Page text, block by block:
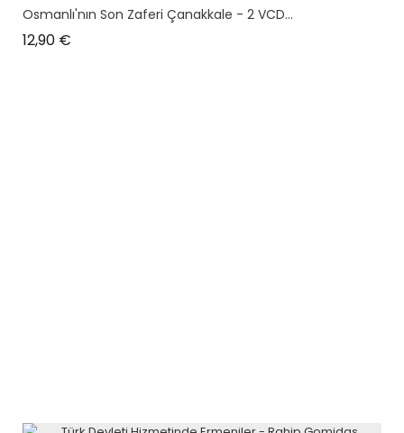
Osmanlı'nın Son Zaferi Çanakkale - 2 VCD...
12,90 €